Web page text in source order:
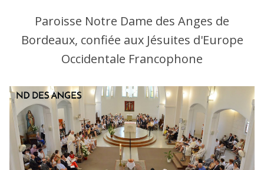
Paroisse Notre Dame des Anges de
Bordeaux, confiée aux Jésuites d'Europe
Occidentale Francophone